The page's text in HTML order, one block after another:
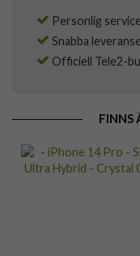
Personlig
Snabba
Officiell Tele2-
FINNS